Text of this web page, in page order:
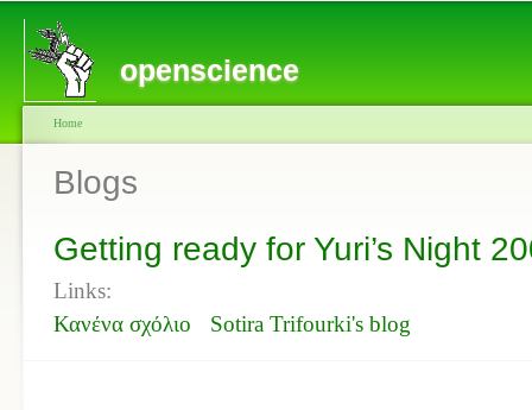
openscience
Home
Blogs
Getting ready for Yuri’s Night
Links:
Κανένα σχόλιο
Sotira Trifourki's blog